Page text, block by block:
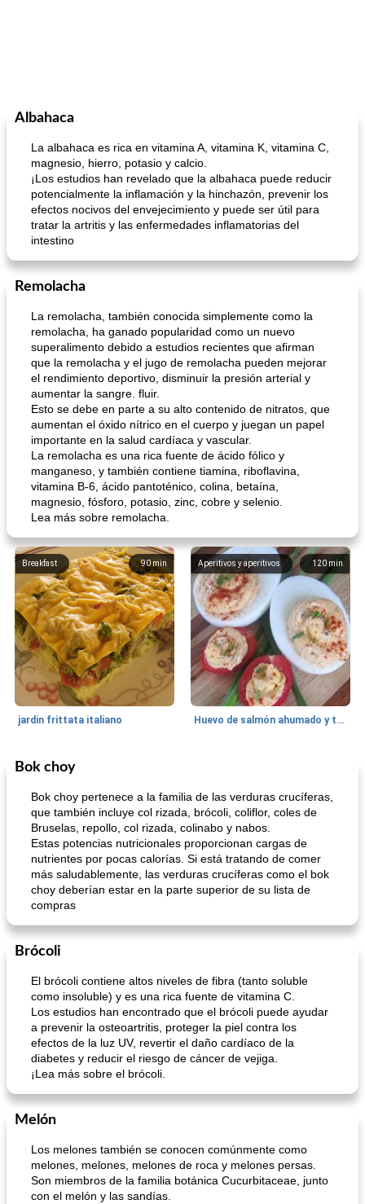
Albahaca
La albahaca es rica en vitamina A, vitamina K, vitamina C,
magnesio, hierro, potasio y calcio.
¡Los estudios han revelado que la albahaca puede reducir
potencialmente la inflamación y la hinchazón, prevenir los
efectos nocivos del envejecimiento y puede ser útil para
tratar la artritis y las enfermedades inflamatorias del
intestino
Remolacha
La remolacha, también conocida simplemente como la
remolacha, ha ganado popularidad como un nuevo
superalimento debido a estudios recientes que afirman
que la remolacha y el jugo de remolacha pueden mejorar
el rendimiento deportivo, disminuir la presión arterial y
aumentar la sangre. fluir.
Esto se debe en parte a su alto contenido de nitratos, que
aumentan el óxido nítrico en el cuerpo y juegan un papel
importante en la salud cardíaca y vascular.
La remolacha es una rica fuente de ácido fólico y
manganeso, y también contiene tiamina, riboflavina,
vitamina B-6, ácido pantoténico, colina, betaína,
magnesio, fósforo, potasio, zinc, cobre y selenio.
Lea más sobre remolacha.
90 min
Breakfast
jardin frittata italiano
120 min
Aperitivos y aperitivos
Huevo de salmón ahumado y tomates rellenos.
Bebidas
Batido de leche de caramelo de mantequilla (alcohólico) Tarta de mantequilla de naranja pasada de moda
Bok choy
Bok choy pertenece a la familia de las verduras crucíferas,
que también incluye col rizada, brócoli, coliflor, coles de
Bruselas, repollo, col rizada, colinabo y nabos.
Estas potencias nutricionales proporcionan cargas de
nutrientes por pocas calorías. Si está tratando de comer
más saludablemente, las verduras crucíferas como el bok
choy deberían estar en la parte superior de su lista de
compras
Brócoli
El brócoli contiene altos niveles de fibra (tanto soluble
como insoluble) y es una rica fuente de vitamina C.
Los estudios han encontrado que el brócoli puede ayudar
a prevenir la osteoartritis, proteger la piel contra los
efectos de la luz UV, revertir el daño cardíaco de la
diabetes y reducir el riesgo de cáncer de vejiga.
¡Lea más sobre el brócoli.
Melón
Los melones también se conocen comúnmente como
melones, melones, melones de roca y melones persas.
Son miembros de la familia botánica Cucurbitaceae, junto
con el melón y las sandías.